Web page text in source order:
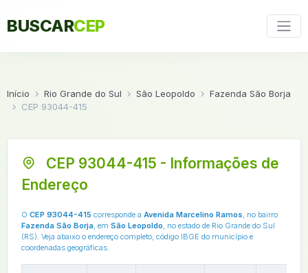
BUSCARCEP
Início Rio Grande do Sul São Leopoldo
Fazenda São Borja
CEP 93044-415
CEP 93044-415 - Informações de
Endereço
O CEP 93044-415 corresponde a Avenida Marcelino Ramos, no bairro
Fazenda São Borja, em São Leopoldo, no estado de Rio Grande do Sul
(RS). Veja abaixo o endereço completo, código IBGE do município e
coordenadas geográficas.